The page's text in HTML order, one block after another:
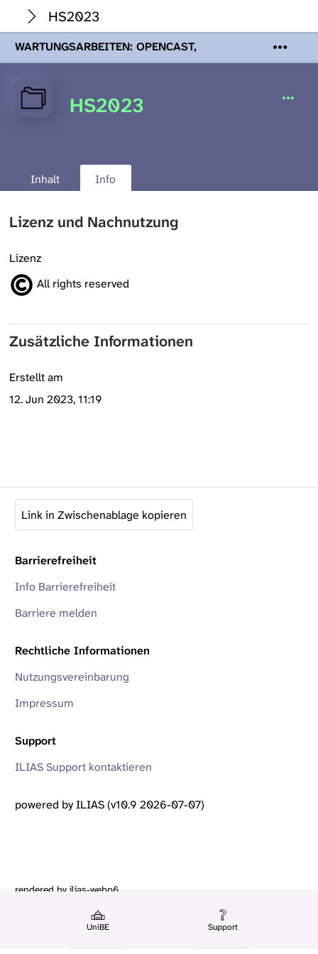
HS2023
WARTUNGSARBEITEN: OPENCAST,
PODCASTS & TOBIRA
Mi 19. August
Wartungsarbeiten an den Opencast-
Servern werden Ihnen Podcasts,
UniBE Support
HS2023
Inhalt Info
Lizenz und Nachnutzung
Lizenz
All rights reserved
Zusätzliche Informationen
Erstellt am
12. Jun 2023, 11:19
Link in Zwischenablage kopieren
Barrierefreiheit
Info Barrierefreiheit
Barriere melden
Rechtliche Informationen
Nutzungsvereinbarung
Impressum
Support
ILIAS Support kontaktieren
powered by ILIAS (v10.9 2026-07-07)
rendered by ilias-webp6